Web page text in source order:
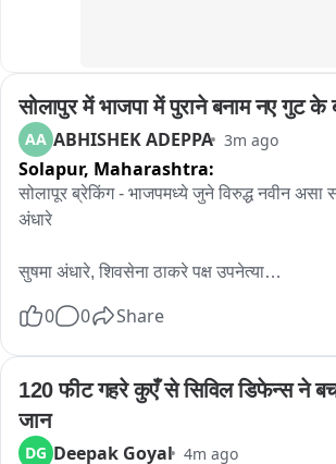
सोलापुर में भाजपा में पुराने बनाम नए गुट के
AA ABHISHEK ADEPPA 3m ago
Solapur, Maharashtra:
सोलापूर ब्रेकिंग - भाजपमध्ये जुने विरुद्ध नवीन
अंधारे
सुषमा अंधारे, शिवसेना ठाकरे पक्ष उपनेत्या
जिल्हा पदाधिकाऱ्यांमुळे थोडी खडखडाट आहे मात्र
नवनाथ बन यांच्यासारख्या चिल्लर व्यक्तीवर मी
भाजपने ठरवलं पाहिजे की, तुम्ही नेमके खरे कोण
0 0 Share
120 फीट गहरे कुएँ से सिविल डिफेन्स ने
जान
DG Deepak Goyal 4m ago